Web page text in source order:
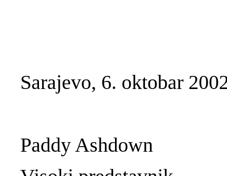
Sarajevo, 6. oktobar
Paddy Ashdown